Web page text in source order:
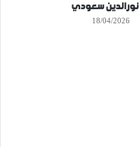
نورالدين سعودي
18/04/2026